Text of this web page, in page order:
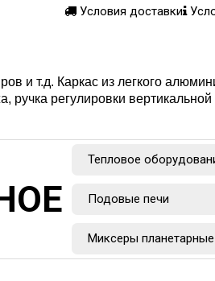
Условия доставки
и т.д. Каркас из легкого
регулировки
Тепловое
Подовые печи
Миксеры планетарные